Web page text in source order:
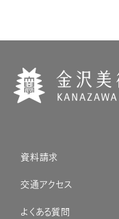
資料請求
交通アクセス
よくある質問